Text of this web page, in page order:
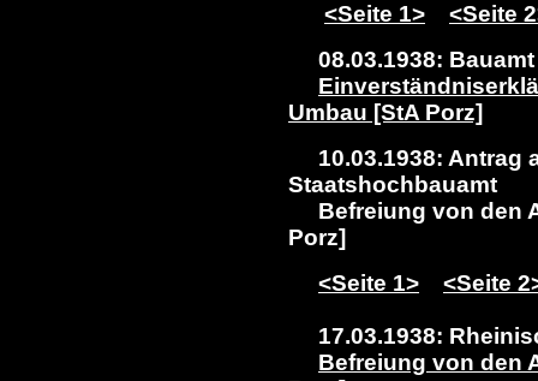
<Seite 1>
<Seite
08.03.1938: Bauamt
Umbau [StA Porz]
10.03.1938: Antrag
Staatshochbauamt
Befreiung von den
Porz]
<Seite 1>
<Seite
17.03.1938:
Befreiung von den